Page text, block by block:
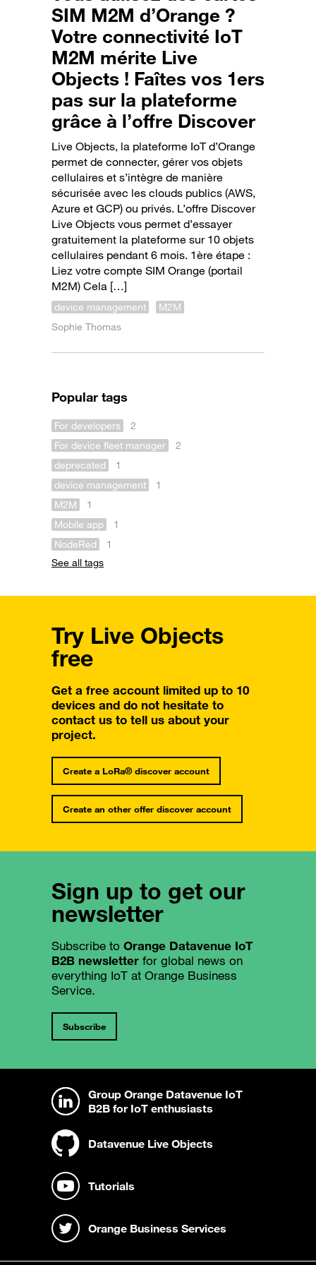
SIM M2M d’Orange ?
Votre connectivité IoT
M2M mérite Live
Objects ! Faîtes vos 1ers
pas sur la plateforme
grâce à l’offre Discover
Live Objects, la plateforme IoT d’Orange
permet de connecter, gérer vos objets
cellulaires et s’intègre de manière
sécurisée avec les clouds publics (AWS,
Azure et GCP) ou privés. L’offre Discover
Live Objects vous permet d’essayer
gratuitement la plateforme sur 10 objets
cellulaires pendant 6 mois. 1ère étape :
Liez votre compte SIM Orange (portail
M2M) Cela […]
device management
M2M
Sophie Thomas
Popular tags
For developers
2
For device fleet manager
2
deprecated
1
device management
1
M2M
1
Mobile app
1
NodeRed
1
See all tags
Try Live Objects
free
Get a free account limited up to 10
devices and do not hesitate to
contact us to tell us about your
project.
Create a LoRa® discover account
Create an other offer discover account
Sign up to get our
newsletter
Subscribe to Orange Datavenue IoT
B2B newsletter for global news on
everything IoT at Orange Business
Service.
Subscribe
Group Orange Datavenue IoT
B2B for IoT enthusiasts
Datavenue Live Objects
Tutorials
Orange Business Services